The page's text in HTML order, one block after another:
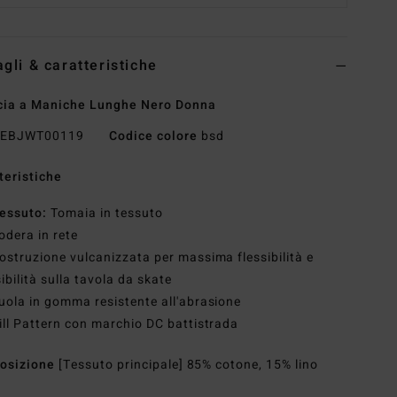
& caratteristiche
a Maniche Lunghe Nero Donna
EBJWT00119 Codice colore bsd
Tomaia in tessuto
in rete
vulcanizzata per massima flessibilità e
sulla tavola da skate
in gomma resistente all'abrasione
Pattern con marchio DC battistrada
[Tessuto principale] 85% cotone, 15% lino